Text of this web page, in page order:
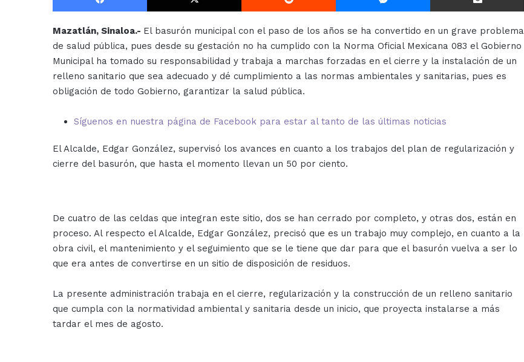
Mazatlán, Sinaloa.- El basurón municipal con el paso de los años se ha convertido en un grave problema
de salud pública, pues desde su gestación no ha cumplido con la Norma Oficial Mexicana 083 el Gobierno
Municipal ha tomado su responsabilidad y trabaja a marchas forzadas en el cierre y la instalación de un
relleno sanitario que sea adecuado y dé cumplimiento a las normas ambientales y sanitarias, pues es
obligación de todo Gobierno, garantizar la salud pública.
Síguenos en nuestra página de Facebook para estar al tanto de las últimas noticias
El Alcalde, Edgar González, supervisó los avances en cuanto a los trabajos del plan de regularización y
cierre del basurón, que hasta el momento llevan un 50 por ciento.
De cuatro de las celdas que integran este sitio, dos se han cerrado por completo, y otras dos, están en
proceso. Al respecto el Alcalde, Edgar González, precisó que es un trabajo muy complejo, en cuanto a la
obra civil, el mantenimiento y el seguimiento que se le tiene que dar para que el basurón vuelva a ser lo
que era antes de convertirse en un sitio de disposición de residuos.
La presente administración trabaja en el cierre, regularización y la construcción de un relleno sanitario
que cumpla con la normatividad ambiental y sanitaria desde un inicio, que proyecta instalarse a más
tardar el mes de agosto.